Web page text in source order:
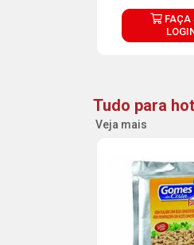
FAÇA
Tudo para
Veja mais